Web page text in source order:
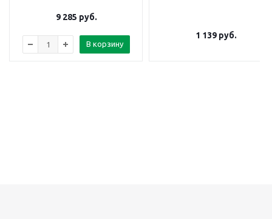
9 285 руб.
В корзину
1 139руб.